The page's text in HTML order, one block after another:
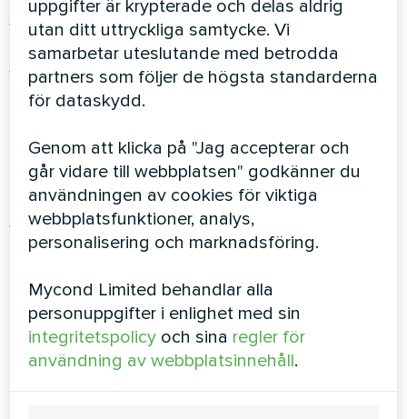
varumärkeskännedom och hjälper till att
attrahera nya kunder. Detta ökar inte bara
volymen av framgångsrika transaktioner, utan
påverkar också företagets image som helhet
Brett utbud av produkter
Företaget erbjuder ett brett sortiment av
värmepumpar för att tillgodose behoven hos
olika marknadssegment. Från standard- till
bästa produkten för sina behov, skräddarsydd
för marknaden.
uppgifter är krypterade och delas aldrig
utan ditt uttryckliga samtycke. Vi
samarbetar uteslutande med betrodda
partners som följer de högsta standarderna
för dataskydd.
Genom att klicka på "Jag accepterar och
går vidare till webbplatsen" godkänner du
användningen av cookies för viktiga
webbplatsfunktioner, analys,
personalisering och marknadsföring.
Mycond Limited behandlar alla
personuppgifter i enlighet med sin
integritetspolicy och sina regler för
användning av webbplatsinnehåll.